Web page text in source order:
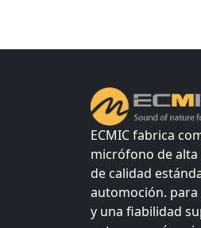
ECMIC fabrica
micrófono de
de calidad
automoción.
y una fiabilidad